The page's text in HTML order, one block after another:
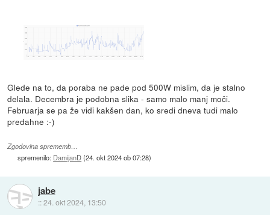
Glede na to, da poraba ne pade pod 500W mislim, da je stalno
delala. Decembra je podobna slika - samo malo manj moči.
Februarja se pa že vidi kakšen dan, ko sredi dneva tudi malo
predahne :-)
Zgodovina sprememb…
spremenilo: DamijanD(24. okt 2024 ob 07:28)
jabe
::24. okt 2024, 13:50